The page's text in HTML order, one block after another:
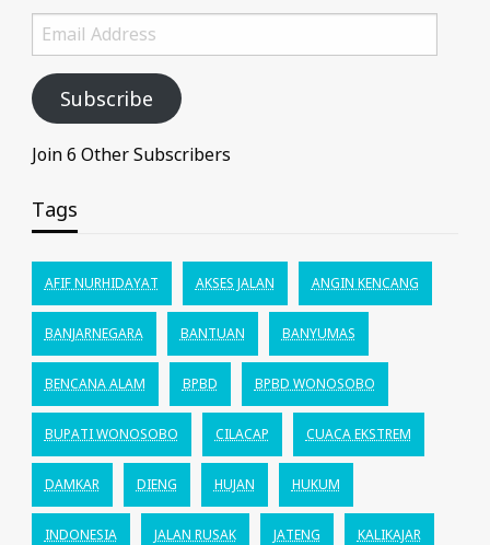
Email
Address
Subscribe
Join 6 Other Subscribers
Tags
AFIF NURHIDAYAT AKSES JALAN ANGIN KENCANG
BANJARNEGARA BANTUAN BANYUMAS
BENCANA ALAM BPBD BPBD WONOSOBO
BUPATI WONOSOBO CILACAP CUACA EKSTREM
DAMKAR DIENG HUJAN HUKUM
INDONESIA JALAN RUSAK JATENG KALIKAJAR